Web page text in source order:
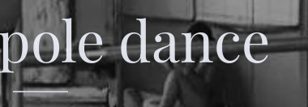
dance